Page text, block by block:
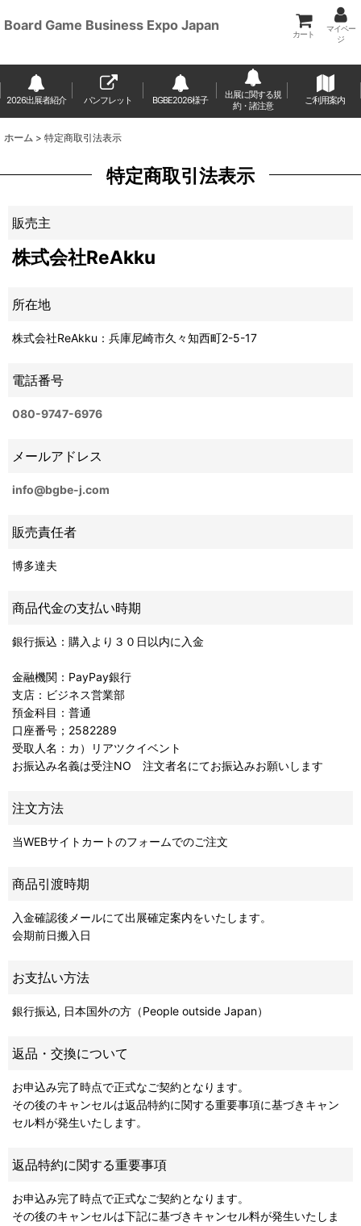
Board Game Business Expo Japan
カート
マイペー
ジ
2026出展者紹介 パンフレット BGBE2026様子
出展に関する規
約・諸注意
ご利用案内
ホーム > 特定商取引法表示
特定商取引法表示
販売主
株式会社ReAkku
所在地
株式会社ReAkku：兵庫尼崎市久々知西町2-5-17
電話番号
080-9747-6976
メールアドレス
info@bgbe-j.com
販売責任者
博多達夫
商品代金の支払い時期
銀行振込：購入より３０日以内に入金
金融機関：PayPay銀行
支店：ビジネス営業部
預金科目：普通
口座番号；2582289
受取人名：カ）リアツクイベント
お振込み名義は受注NO 注文者名にてお振込みお願いします
注文方法
当WEBサイトカートのフォームでのご注文
商品引渡時期
入金確認後メールにて出展確定案内をいたします。
会期前日搬入日
お支払い方法
銀行振込, 日本国外の方（People outside Japan）
返品・交換について
お申込み完了時点で正式なご契約となります。
その後のキャンセルは返品特約に関する重要事項に基づきキャン
セル料が発生いたします。
返品特約に関する重要事項
お申込み完了時点で正式なご契約となります。
その後のキャンセルは下記に基づきキャンセル料が発生いたしま